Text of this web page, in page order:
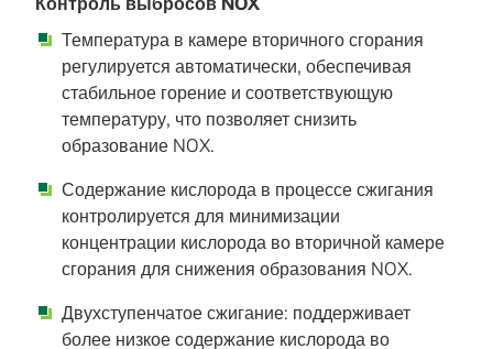
Температура в камере вторичного сгорания
регулируется автоматически, обеспечивая
стабильное горение и соответствующую
температуру, что позволяет снизить
образование NOX.
Содержание кислорода в процессе сжигания
контролируется для минимизации
концентрации кислорода во вторичной камере
сгорания для снижения образования NOX.
Двухступенчатое сжигание: поддерживает
более низкое содержание кислорода во